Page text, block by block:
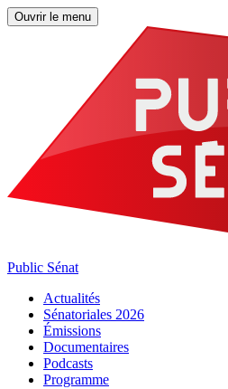
Ouvrir le menu
Public Sénat
Actualités
Sénatoriales 2026
Émissions
Documentaires
Podcasts
Programme